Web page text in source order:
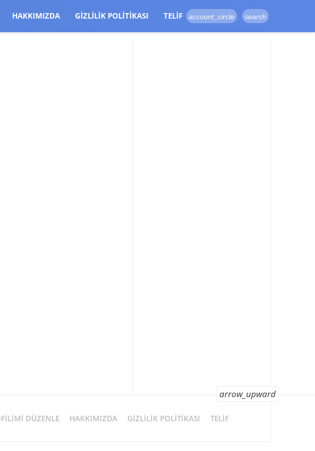
HAKKIMIZDA GIZLILIK POLITIKASI TELIF account_circle search
DÜZENLE HAKKIMIZDA GIZLILIK POLITIKASI TELIF
arrow_upward